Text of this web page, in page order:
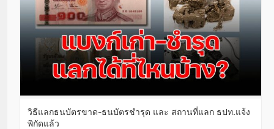
วิธีแลกธนบัตรขาด-ธนบัตรชำรุด และ สถานที่แลก ธปท.แจ้ง
พิกัดแล้ว